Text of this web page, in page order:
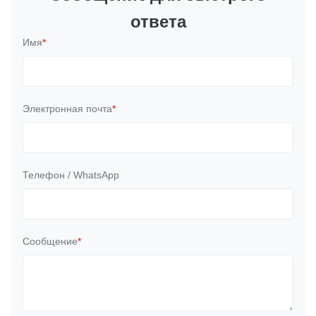
ответа
Имя*
Электронная почта*
Телефон / WhatsApp
Сообщение*